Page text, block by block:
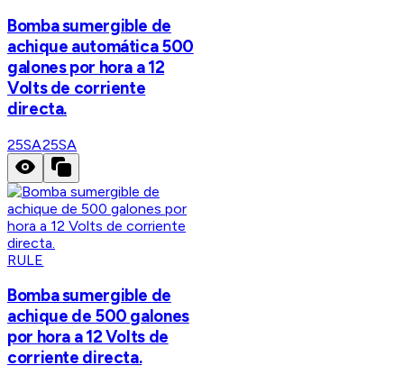
Bomba sumergible de
achique automática 500
galones por hora a 12
Volts de corriente
directa.
25SA25SA
RULE
Bomba sumergible de
achique de 500 galones
por hora a 12 Volts de
corriente directa.